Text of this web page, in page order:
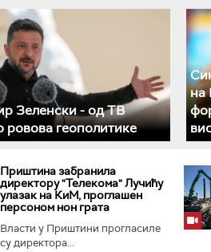
Зеленски - од ТВ
ровова геополитике
на
Приштина забранила
директору "Телекома" Лучићу
улазак на КиМ, проглашен
персоном нон грата
Власти у Приштини прогласиле
су директора...